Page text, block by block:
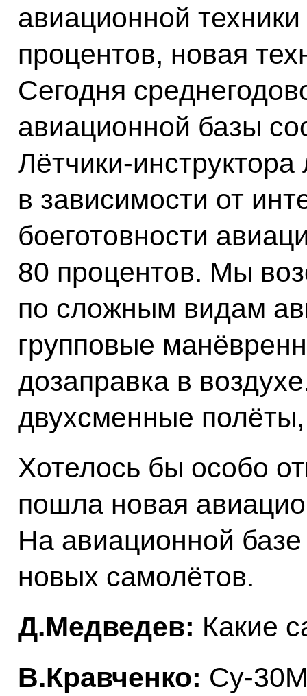
авиационной
процентов, новая
Сегодня
авиационной базы
Лётчики-
в зависимости от
боеготовности
80 процентов. Мы
по сложным видам
групповые
дозаправка в
двухсменные
Хотелось бы особо
пошла новая
На авиационной
новых самолётов.
Д.Медведев: Какие
В.Кравченко: Су-